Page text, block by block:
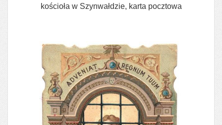
kościoła w Szynwałdzie, karta pocztowa